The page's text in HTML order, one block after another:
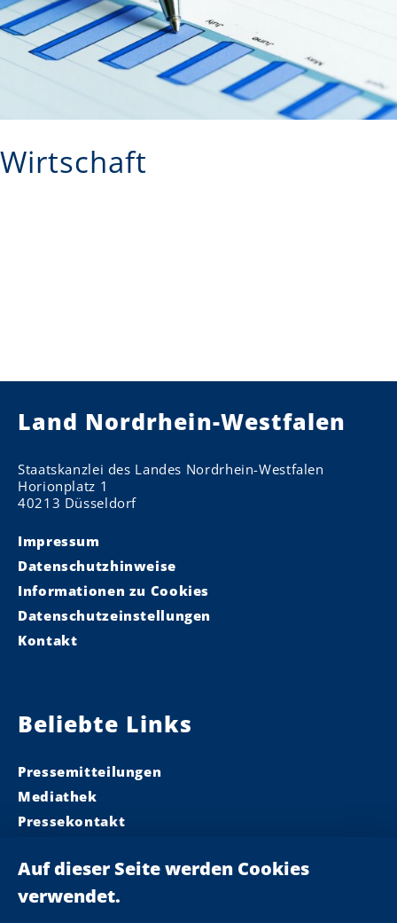
Wirtschaft
Land Nordrhein-Westfalen
Staatskanzlei des Landes Nordrhein-Westfalen
Horionplatz 1
40213 Düsseldorf
Impressum
Datenschutzhinweise
Informationen zu Cookies
Datenschutzeinstellungen
Kontakt
Beliebte Links
Pressemitteilungen
Mediathek
Pressekontakt
Landeskabinett
Einsamkeit